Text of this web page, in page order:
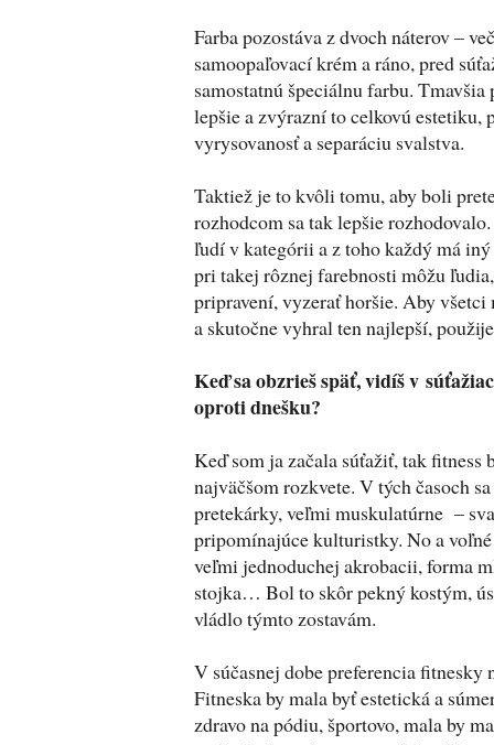
Farba pozostáva z dvoch náterov –
samoopaľovací krém a ráno, pred
samostatnú špeciálnu farbu.
lepšie a zvýrazní to celkovú estetiku,
vyrysovanosť a separáciu svalstva.
Taktiež je to kvôli tomu, aby boli
rozhodcom sa tak lepšie
ľudí v kategórii a z toho každý má
pri takej rôznej farebnosti môžu
pripravení, vyzerať horšie. Aby
a skutočne vyhral ten najlepší,
Keď sa obzrieš späť, vidíš v
oproti dnešku?
Keď som ja začala súťažiť, tak fitness
najväčšom rozkvete. V tých časoch
pretekárky, veľmi muskulatúrne –
pripomínajúce kulturistky. No a
veľmi jednoduchej akrobacii, forma
stojka… Bol to skôr pekný kostým,
vládlo týmto zostavám.
V súčasnej dobe preferencia fitnesky
Fitneska by mala byť estetická a
zdravo na pódiu, športovo, mala by